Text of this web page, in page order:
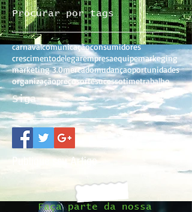
Procurar por tags
carnavalcomunicaçãoconsumidores
crescimentodelegarempresaequipemarkeging
marketing 3.0mercadomudançaoportunidades
organizaçãopreçosortesucessotimetrabalho
Siga
Publique seu Artigo
Faça parte da nossa